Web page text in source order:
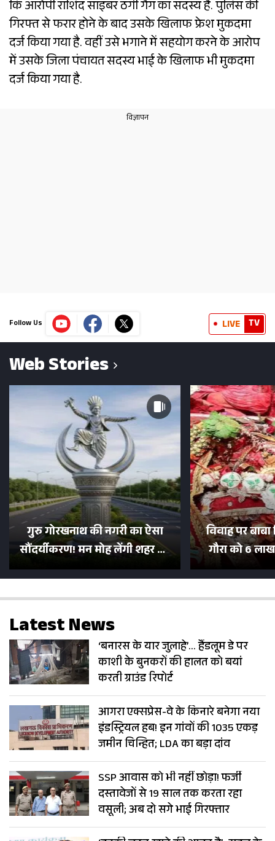
कि आरोपी राशिद साइबर ठगी गैंग का सदस्य है. पुलिस की
गिरफ्त से फरार होने के बाद उसके खिलाफ फ्रेश मुकदमा
दर्ज किया गया है. वहीं उसे भगाने में सहयोग करने के आरोप
में उसके जिला पंचायत सदस्य भाई के खिलाफ भी मुकदमा
दर्ज किया गया है.
Follow Us LIVE TV
Web Stories
गुरु गोरखनाथ की नगरी का ऐसा
सौंदर्यीकरण! मन मोह लेंगी शहर की
सड़कें; देखें Photos
विवाह पर
गौरा को 6
500 भक्तों
Latest News
‘बनारस के यार जुलाहे’… हैंडलूम डे पर
काशी के बुनकरों की हालत को बयां
करती ग्राउंड रिपोर्ट
आगरा एक्सप्रेस-वे के किनारे बनेगा नया
इंडस्ट्रियल हब! इन गांवों की 1035 एकड़
जमीन चिन्हित; LDA का बड़ा दांव
SSP आवास को भी नहीं छोड़ा! फर्जी
दस्तावेजों से 19 साल तक करता रहा
वसूली; अब दो सगे भाई गिरफ्तार